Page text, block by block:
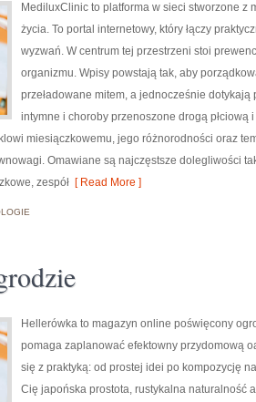
MediluxClinic to platforma w sieci stworzone z
życia. To portal internetowy, który łączy
wyzwań. W centrum tej przestrzeni stoi
organizmu. Wpisy powstają tak, aby
przeładowane mitem, a jednocześnie
intymne i choroby przenoszone drogą
miesiączkowemu, jego różnorodności oraz
Omawiane są najczęstsze dolegliwości
zespół [ Read More ]
Hellerówka to magazyn online poświęcony
pomaga zaplanować efektowny przydomową
się z praktyką: od prostej idei po kompozycję
Cię japońska prostota, rustykalna naturalność